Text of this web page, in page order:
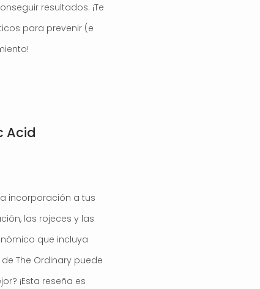
resultados. ¡Te
para prevenir (e
Acid
incorporación a tus
las rojeces y las
que incluya
de The Ordinary puede
¡Esta reseña es